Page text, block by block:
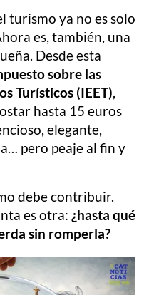
turismo ya no es solo
es, también, una
Desde esta
sobre las
Turísticos (IEET),
hasta 15 euros
elegante,
pero peaje al fin y
debe contribuir.
es otra: ¿hasta qué
sin romperla?